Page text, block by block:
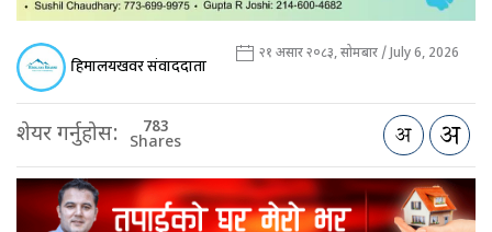
हिमालयखवर संवाददाता २१ असार २०८३, सोमबार / July 6, 2026
शेयर गर्नुहोस: 783
Shares